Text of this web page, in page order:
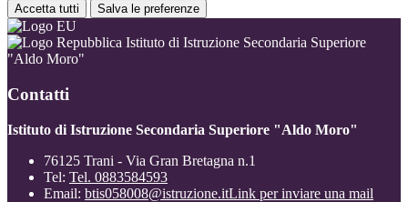
Accetta tutti Salva le preferenze
Istituto di Istruzione Secondaria Superiore
"Aldo Moro"
Contatti
Istituto di Istruzione Secondaria Superiore "Aldo Moro"
76125 Trani - Via Gran Bretagna n.1
Tel: Tel. 0883584593
Email: btis058008@istruzione.itLink per inviare una mail